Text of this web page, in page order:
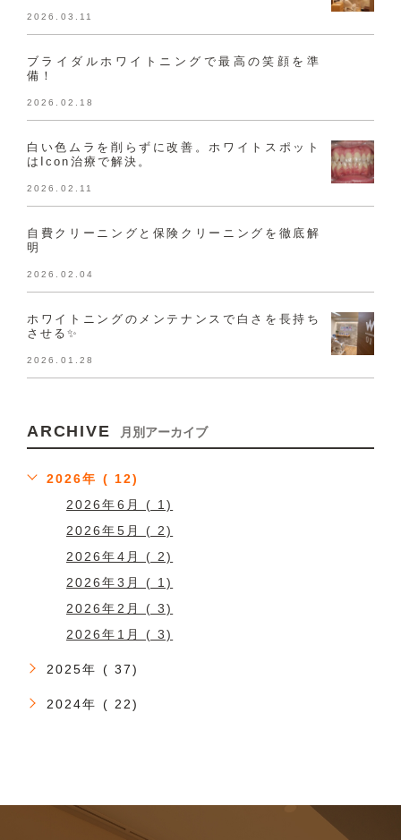
2026.03.11
ブライダルホワイトニングで最高の笑顔を準
備！
2026.02.18
白い色ムラを削らずに改善。ホワイトスポット
はIcon治療で解決。
2026.02.11
自費クリーニングと保険クリーニングを徹底解
明
2026.02.04
ホワイトニングのメンテナンスで白さを長持ち
させる✨
2026.01.28
ARCHIVE 月別アーカイブ
2026年 ( 12)
2026年6月 ( 1)
2026年5月 ( 2)
2026年4月 ( 2)
2026年3月 ( 1)
2026年2月 ( 3)
2026年1月 ( 3)
2025年 ( 37)
2024年 ( 22)